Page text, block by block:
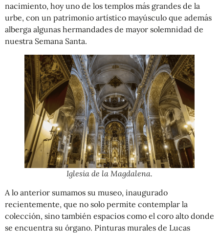
nacimiento, hoy uno de los templos más grandes de la
urbe, con un patrimonio artístico mayúsculo que además
alberga algunas hermandades de mayor solemnidad de
nuestra Semana Santa.
Iglesia de la Magdalena.
A lo anterior sumamos su museo, inaugurado
recientemente, que no solo permite contemplar la
colección, sino también espacios como el coro alto donde
se encuentra su órgano. Pinturas murales de Lucas